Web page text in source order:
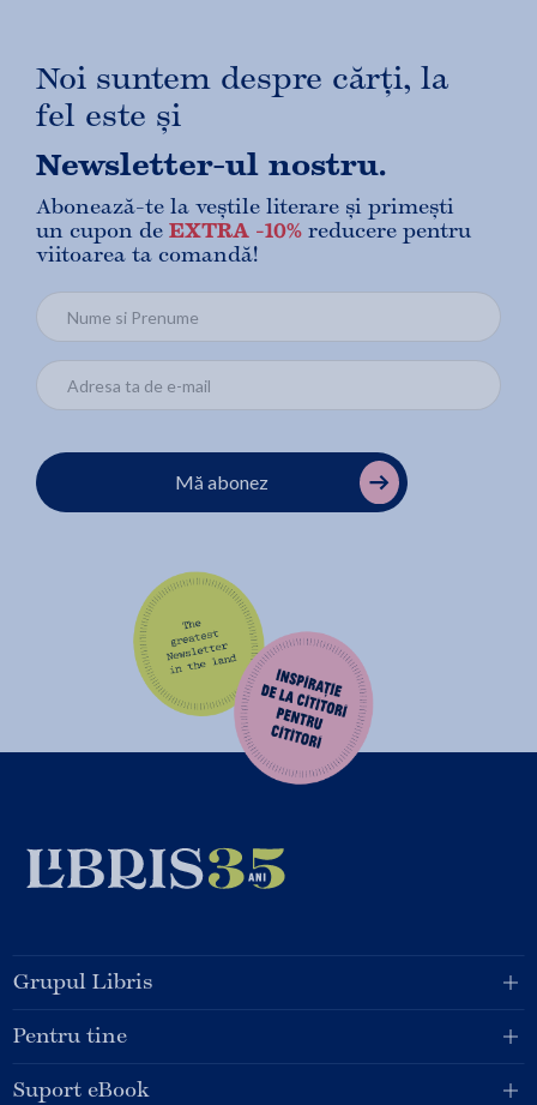
Noi suntem despre cărți, la
fel este și
Newsletter-ul nostru.
Abonează-te la veștile literare și primești
un cupon de EXTRA -10% reducere pentru
viitoarea ta comandă!
Mă abonez
Grupul Libris
Pentru tine
Suport eBook